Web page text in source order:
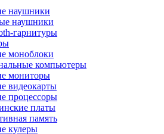
наушники
наушники
гарнитуры
моноблоки
компьютеры
мониторы
видеокарты
процессоры
платы
память
кулеры